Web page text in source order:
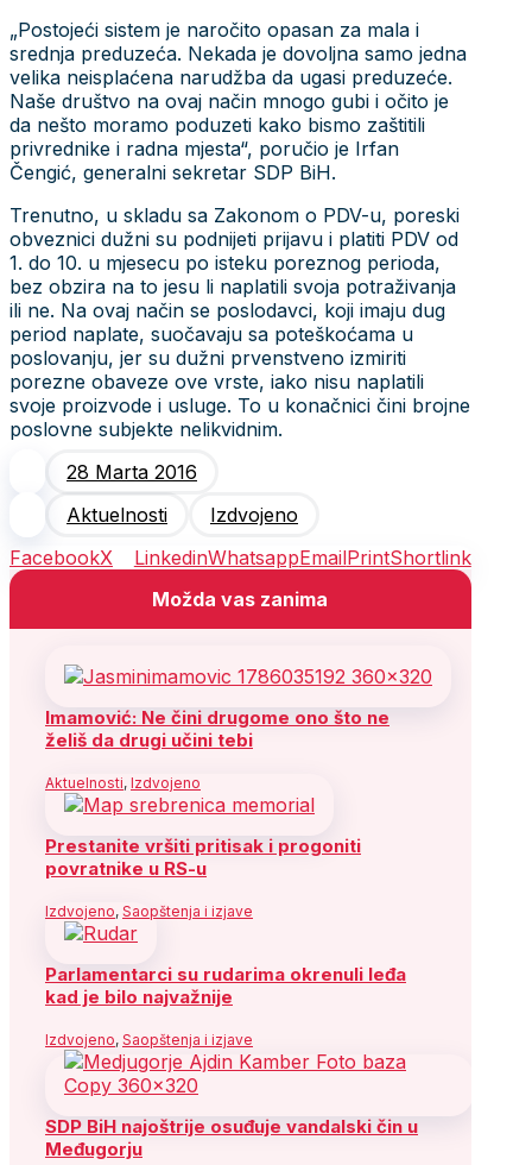
„Postojeći sistem je naročito opasan za mala i
srednja preduzeća. Nekada je dovoljna samo jedna
velika neisplaćena narudžba da ugasi preduzeće.
Naše društvo na ovaj način mnogo gubi i očito je
da nešto moramo poduzeti kako bismo zaštitili
privrednike i radna mjesta“, poručio je Irfan
Čengić, generalni sekretar SDP BiH.
Trenutno, u skladu sa Zakonom o PDV-u, poreski
obveznici dužni su podnijeti prijavu i platiti PDV od
1. do 10. u mjesecu po isteku poreznog perioda,
bez obzira na to jesu li naplatili svoja potraživanja
ili ne. Na ovaj način se poslodavci, koji imaju dug
period naplate, suočavaju sa poteškoćama u
poslovanju, jer su dužni prvenstveno izmiriti
porezne obaveze ove vrste, iako nisu naplatili
svoje proizvode i usluge. To u konačnici čini brojne
poslovne subjekte nelikvidnim.
28 Marta 2016
Aktuelnosti
Izdvojeno
FacebookX LinkedinWhatsappEmailPrintShortlink
Možda vas zanima
Imamović: Ne čini drugome ono što ne
želiš da drugi učini tebi
Aktuelnosti, Izdvojeno
Prestanite vršiti pritisak i progoniti
povratnike u RS-u
Izdvojeno, Saopštenja i izjave
Parlamentarci su rudarima okrenuli leđa
kad je bilo najvažnije
Izdvojeno, Saopštenja i izjave
SDP BiH najoštrije osuđuje vandalski čin u
Međugorju